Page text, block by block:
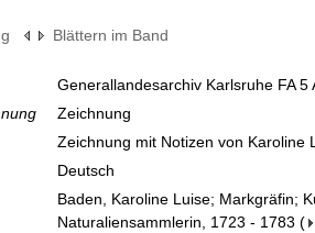
Blättern im Band
Generallandesarchiv Karlsruhe FA
Zeichnung
Zeichnung mit Notizen von Karoline
Deutsch
Baden, Karoline Luise; Markgräfin;
Naturaliensammlerin, 1723 - 1783 (